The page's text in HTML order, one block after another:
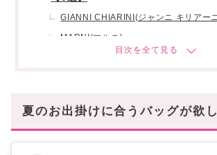
GIANNI CHIARINI(ジャンニ キリアー
MARNI(マルニ)
HVISK(ヴィスク)
選】
夏のお出掛けに合うバッグが欲